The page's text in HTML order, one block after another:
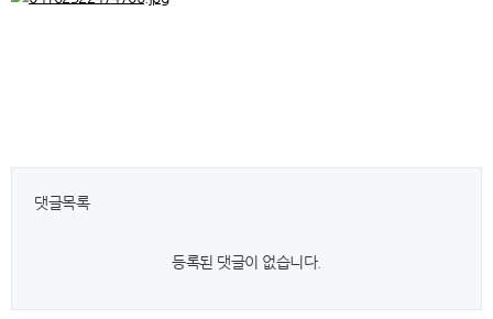
댓글목록
등록된 댓글이 없습니다.